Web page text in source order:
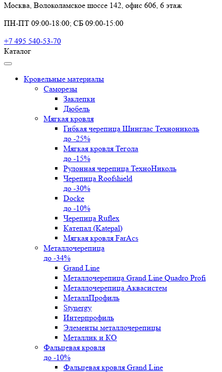
Москва, Волоколамское шоссе 142, офис 606, 6 этаж
ПН-ПТ 09:00-18:00; СБ 09:00-15:00
+7 495 540-53-70
Каталог
Кровельные материалы
Саморезы
Заклепки
Дюбель
Мягкая кровля
Гибкая черепица Шинглас Технониколь
до -25%
Мягкая кровля Тегола
до -15%
Рулонная черепица ТехноНиколь
Черепица Roofshield
до -30%
Docke
до -10%
Черепица Ruflex
Катепал (Katepal)
Мягкая кровля FarAcs
Металлочерепица
до -34%
Grand Line
Металлочерепица Grand Line Quadro Profi
Металлочерепица Аквасистем
МеталлПрофиль
Stynergy
Интерпрофиль
Элементы металлочерепицы
Металлик и КО
Фальцевая кровля
до -10%
Фальцевая кровля Grand Line